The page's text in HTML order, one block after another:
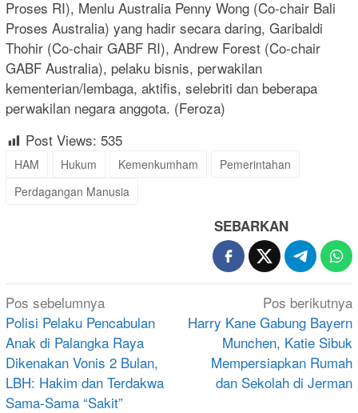
Proses RI), Menlu Australia Penny Wong (Co-chair Bali
Proses Australia) yang hadir secara daring, Garibaldi
Thohir (Co-chair GABF RI), Andrew Forest (Co-chair
GABF Australia), pelaku bisnis, perwakilan
kementerian/lembaga, aktifis, selebriti dan beberapa
perwakilan negara anggota. (Feroza)
Post Views: 535
HAM Hukum Kemenkumham
Pemerintahan
Perdagangan Manusia
SEBARKAN
Navigasi
pos
Pos sebelumnya
Polisi Pelaku Pencabulan
Anak di Palangka Raya
Dikenakan Vonis 2 Bulan,
LBH: Hakim dan Terdakwa
Sama-Sama “Sakit”
Pos berikutnya
Harry Kane Gabung Bayern
Munchen, Katie Sibuk
Mempersiapkan Rumah
dan Sekolah di Jerman